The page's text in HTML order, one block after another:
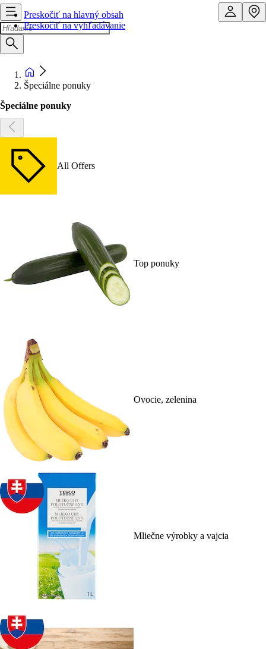
Preskočiť na hlavný obsah
Preskočiť na vyhľadávanie
Špeciálne ponuky
Špeciálne ponuky
All Offers
Top ponuky
Ovocie, zelenina
Mliečne výrobky a vajcia